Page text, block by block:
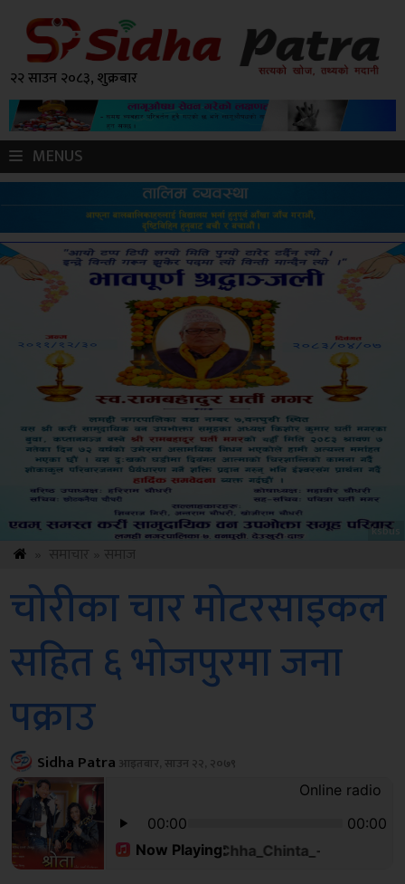
२२ साउन २०८३, शुक्रबार
MENUS
Sdc
चोरीका चार मोटरसाइकल
सहित ६ भोजपुरमा जना
पक्राउ
Sidha Patra आइतबार, साउन २२, २०७९